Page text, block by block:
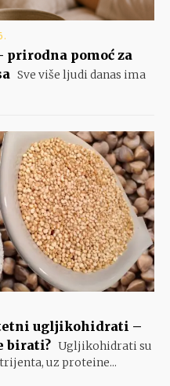
prirodna pomoć za
Sve više ljudi danas ima
ugljikohidrati –
birati? Ugljikohidrati su
uz proteine...